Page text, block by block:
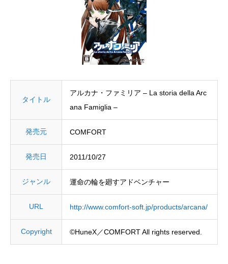
タイトル
アルカナ・ファミリア – La storia della Arc
ana Famiglia –
発売元 COMFORT
発売日 2011/10/27
ジャンル 運命の輪を廻すアドベンチャー
URL http://www.comfort-soft.jp/products/arcana/
Copyright ©HuneX／COMFORT All rights reserved.